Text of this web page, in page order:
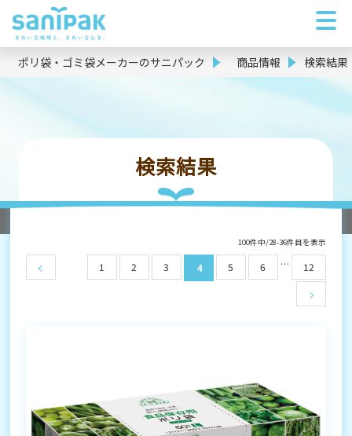
ポリ袋・ゴミ袋メーカーのサニパック 商品情報 検索結果
検索結果
100件中/28-36件目を表示
1 2 3 4 5 6 … 12